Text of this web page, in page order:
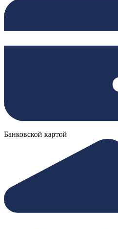
Банковской картой